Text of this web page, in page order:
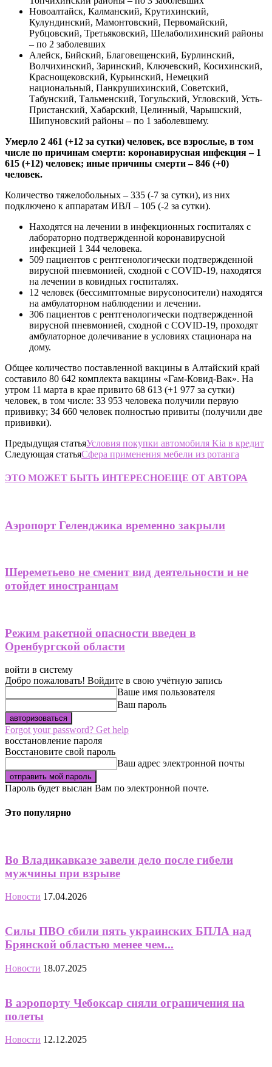
Новоалтайск, Калманский, Крутихинский,
Кулундинский, Мамонтовский, Первомайский,
Рубцовский, Третьяковский, Шелаболихинский районы
– по 2 заболевших
Алейск, Бийский, Благовещенский, Бурлинский,
Волчихинский, Заринский, Ключевский, Косихинский,
Краснощековский, Курьинский, Немецкий
национальный, Панкрушихинский, Советский,
Табунский, Тальменский, Тогульский, Угловский, Усть-
Пристанский, Хабарский, Целинный, Чарышский,
Шипуновский районы – по 1 заболевшему.
Умерло 2 461 (+12 за сутки) человек, все взрослые, в том
числе по причинам смерти: коронавирусная инфекция – 1
615 (+12) человек; иные причины смерти – 846 (+0)
человек.
Количество тяжелобольных – 335 (-7 за сутки), из них
подключено к аппаратам ИВЛ – 105 (-2 за сутки).
Находятся на лечении в инфекционных госпиталях с
лабораторно подтвержденной коронавирусной
инфекцией 1 344 человека.
509 пациентов с рентгенологически подтвержденной
вирусной пневмонией, сходной с COVID-19, находятся
на лечении в ковидных госпиталях.
12 человек (бессимптомные вирусоносители) находятся
на амбулаторном наблюдении и лечении.
306 пациентов с рентгенологически подтвержденной
вирусной пневмонией, сходной с COVID-19, проходят
амбулаторное долечивание в условиях стационара на
дому.
Общее количество поставленной вакцины в Алтайский край
составило 80 642 комплекта вакцины «Гам-Ковид-Вак». На
утром 11 марта в крае привито 68 613 (+1 977 за сутки)
человек, в том числе: 33 953 человека получили первую
прививку; 34 660 человек полностью привиты (получили две
прививки).
Предыдущая статьяУсловия покупки автомобиля Kia в кредит
Следующая статьяСфера применения мебели из ротанга
ЭТО МОЖЕТ БЫТЬ ИНТЕРЕСНОЕЩЕ ОТ АВТОРА
Аэропорт Геленджика временно закрыли
Шереметьево не сменит вид деятельности и не
отойдет иностранцам
Режим ракетной опасности введен в
Оренбургской области
войти в систему
Добро пожаловать! Войдите в свою учётную запись
Ваше имя пользователя
Ваш пароль
Forgot your password? Get help
восстановление пароля
Восстановите свой пароль
Ваш адрес электронной почты
Пароль будет выслан Вам по электронной почте.
Это популярно
Во Владикавказе завели дело после гибели
мужчины при взрыве
Новости 17.04.2026
Силы ПВО сбили пять украинских БПЛА над
Брянской областью менее чем...
Новости 18.07.2025
В аэропорту Чебоксар сняли ограничения на
полеты
Новости 12.12.2025